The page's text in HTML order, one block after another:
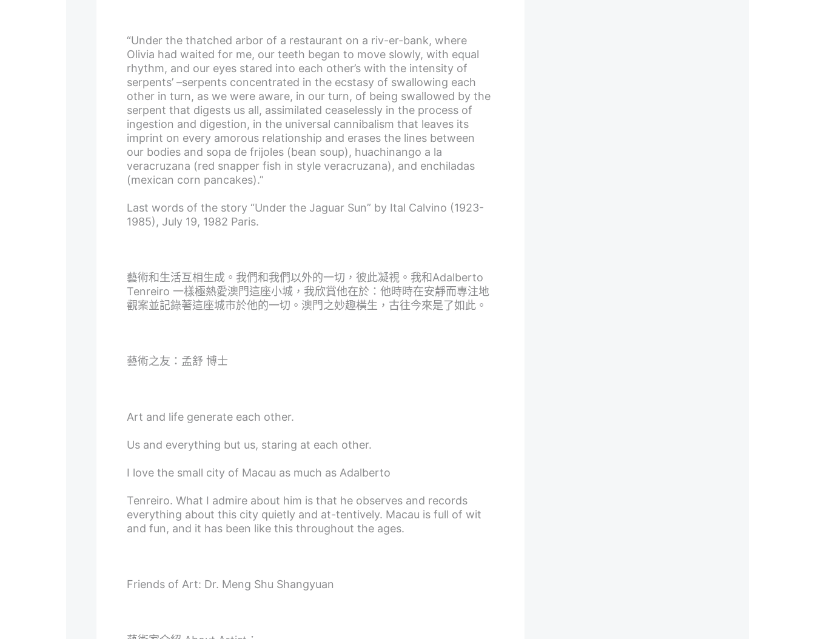
“Under the thatched arbor of a restaurant on a riv-er-bank, where
Olivia had waited for me, our teeth began to move slowly, with equal
rhythm, and our eyes stared into each other’s with the intensity of
serpents’ –serpents concentrated in the ecstasy of swallowing each
other in turn, as we were aware, in our turn, of being swallowed by the
serpent that digests us all, assimilated ceaselessly in the process of
ingestion and digestion, in the universal cannibalism that leaves its
imprint on every amorous relationship and erases the lines between
our bodies and sopa de frijoles (bean soup), huachinango a la
veracruzana (red snapper fish in style veracruzana), and enchiladas
(mexican corn pancakes).”
Last words of the story “Under the Jaguar Sun” by Ital Calvino (1923-
1985), July 19, 1982 Paris.
藝術和生活互相生成。我們和我們以外的一切，彼此凝視。我和Adalberto
Tenreiro 一樣極熱愛澳門這座小城，我欣賞他在於：他時時在安靜而專注地
觀案並記錄著這座城市於他的一切。澳門之妙趣橫生，古往今來是了如此。
藝術之友：孟舒 博士
Art and life generate each other.
Us and everything but us, staring at each other.
I love the small city of Macau as much as Adalberto
Tenreiro. What I admire about him is that he observes and records
everything about this city quietly and at-tentively. Macau is full of wit
and fun, and it has been like this throughout the ages.
Friends of Art: Dr. Meng Shu Shangyuan